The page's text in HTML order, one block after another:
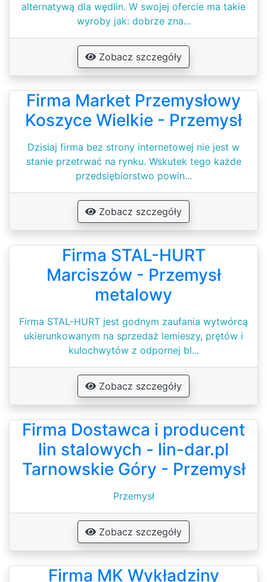
alternatywą dla wędlin. W swojej ofercie ma takie
wyroby jak: dobrze zna...
Zobacz szczegóły
Firma Market Przemysłowy
Koszyce Wielkie - Przemysł
Dzisiaj firma bez strony internetowej nie jest w
stanie przetrwać na rynku. Wskutek tego każde
przedsiębiorstwo powin...
Zobacz szczegóły
Firma STAL-HURT
Marciszów - Przemysł
metalowy
Firma STAL-HURT jest godnym zaufania wytwórcą
ukierunkowanym na sprzedaż lemieszy, prętów i
kulochwytów z odpornej bl...
Zobacz szczegóły
Firma Dostawca i producent
lin stalowych - lin-dar.pl
Tarnowskie Góry - Przemysł
Przemysł
Zobacz szczegóły
Firma MK Wykładziny